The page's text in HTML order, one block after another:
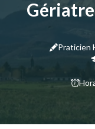
Gériatre
Praticien